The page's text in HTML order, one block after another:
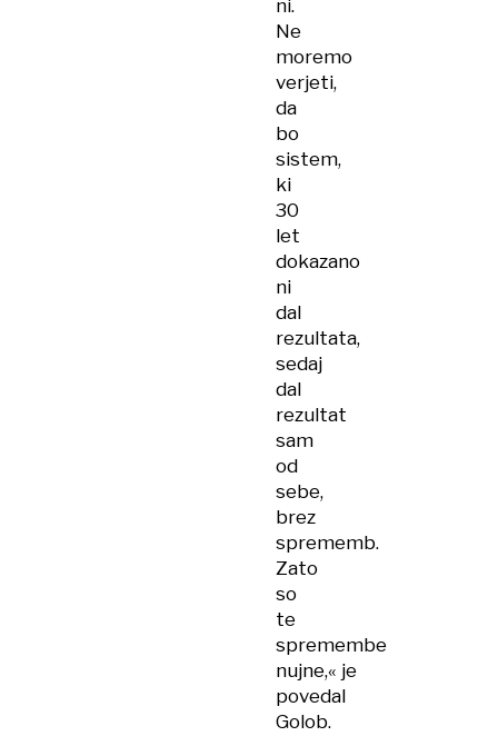
ni.
Ne
moremo
verjeti,
da
bo
sistem,
ki
30
let
dokazano
ni
dal
rezultata,
sedaj
dal
rezultat
sam
od
sebe,
brez
sprememb.
Zato
so
te
spremembe
nujne,« je
povedal
Golob.